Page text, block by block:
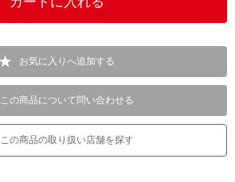
お気に入りへ追加する
この商品について問い合わせる
この商品の取り扱い店舗を探す